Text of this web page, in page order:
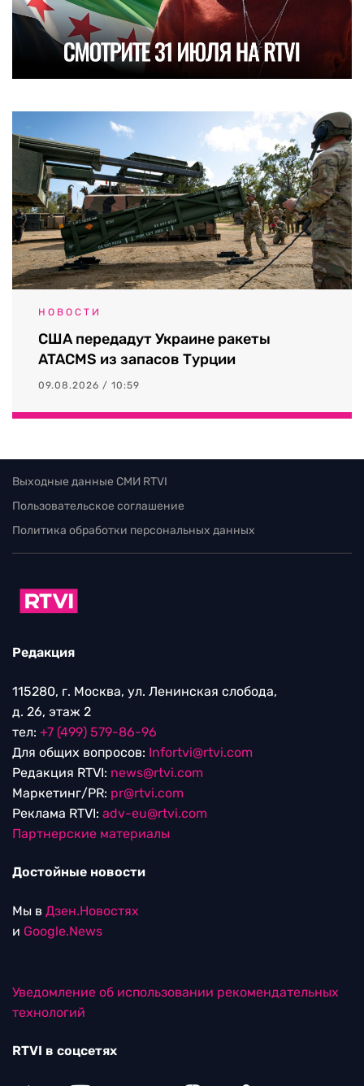
НОВОСТИ
США передадут Украине ракеты
ATACMS из запасов Турции
09.08.2026 / 10:59
Выходные данные СМИ RTVI
Пользовательское соглашение
Политика обработки персональных данных
Редакция
115280, г. Москва, ул. Ленинская слобода,
д. 26, этаж 2
тел: +7 (499) 579-86-96
Для общих вопросов: Infortvi@rtvi.com
Редакция RTVI: news@rtvi.com
Маркетинг/PR: pr@rtvi.com
Реклама RTVI: adv-eu@rtvi.com
Партнерские материалы
Достойные новости
Мы в Дзен.Новостях
и Google.News
Уведомление об использовании рекомендательных
технологий
RTVI в соцсетях